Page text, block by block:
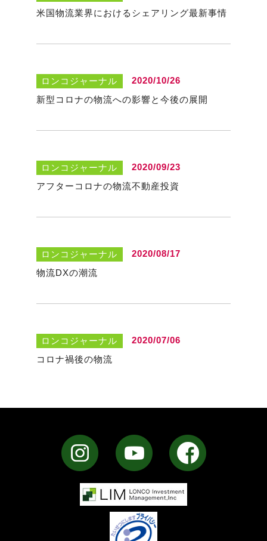
米国物流業界におけるシェアリング最新事情
ロンコジャーナル
2020/10/26
新型コロナの物流への影響と今後の展開
ロンコジャーナル
2020/09/23
アフターコロナの物流不動産投資
ロンコジャーナル
2020/08/17
物流DXの潮流
ロンコジャーナル
2020/07/06
コロナ禍後の物流